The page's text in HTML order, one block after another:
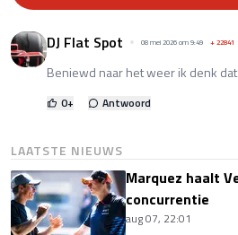
DJ Flat Spot 08 mei 2026 om 9:49 +22841
Beniewd naar het weer ik denk
0+ Antwoord
LAATSTE NIEUWS
Marquez haalt
concurrentie
aug 07, 22:01